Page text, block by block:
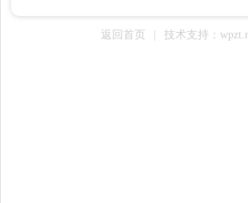
返回首页 | 技术支持：